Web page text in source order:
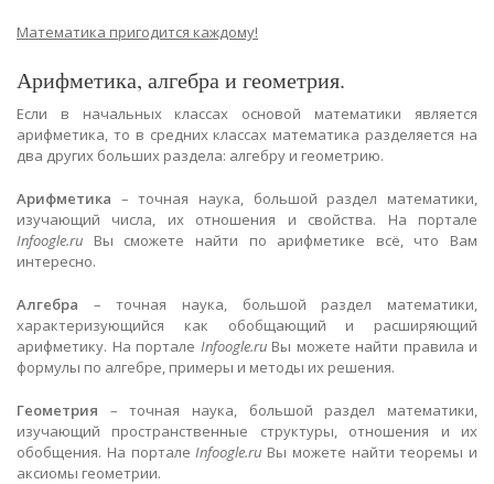
Математика пригодится каждому!
Арифметика, алгебра и геометрия.
Если в начальных классах основой математики является
арифметика, то в средних классах математика разделяется на
два других больших раздела: алгебру и геометрию.
Арифметика – точная наука, большой раздел математики,
изучающий числа, их отношения и свойства. На портале
Infoogle.ru Вы сможете найти по арифметике всё, что Вам
интересно.
Алгебра – точная наука, большой раздел математики,
характеризующийся как обобщающий и расширяющий
арифметику. На портале Infoogle.ruВы можете найти правила и
формулы по алгебре, примеры и методы их решения.
Геометрия – точная наука, большой раздел математики,
изучающий пространственные структуры, отношения и их
обобщения. На порталеInfoogle.ru Вы можете найти теоремы и
аксиомы геометрии.